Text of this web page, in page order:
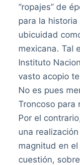
“ropajes” de
para la
ubicuidad
mexicana. Tal
Instituto
vasto acopio
No es pues
Troncoso para
Por el
una
magnitud en
cuestión,